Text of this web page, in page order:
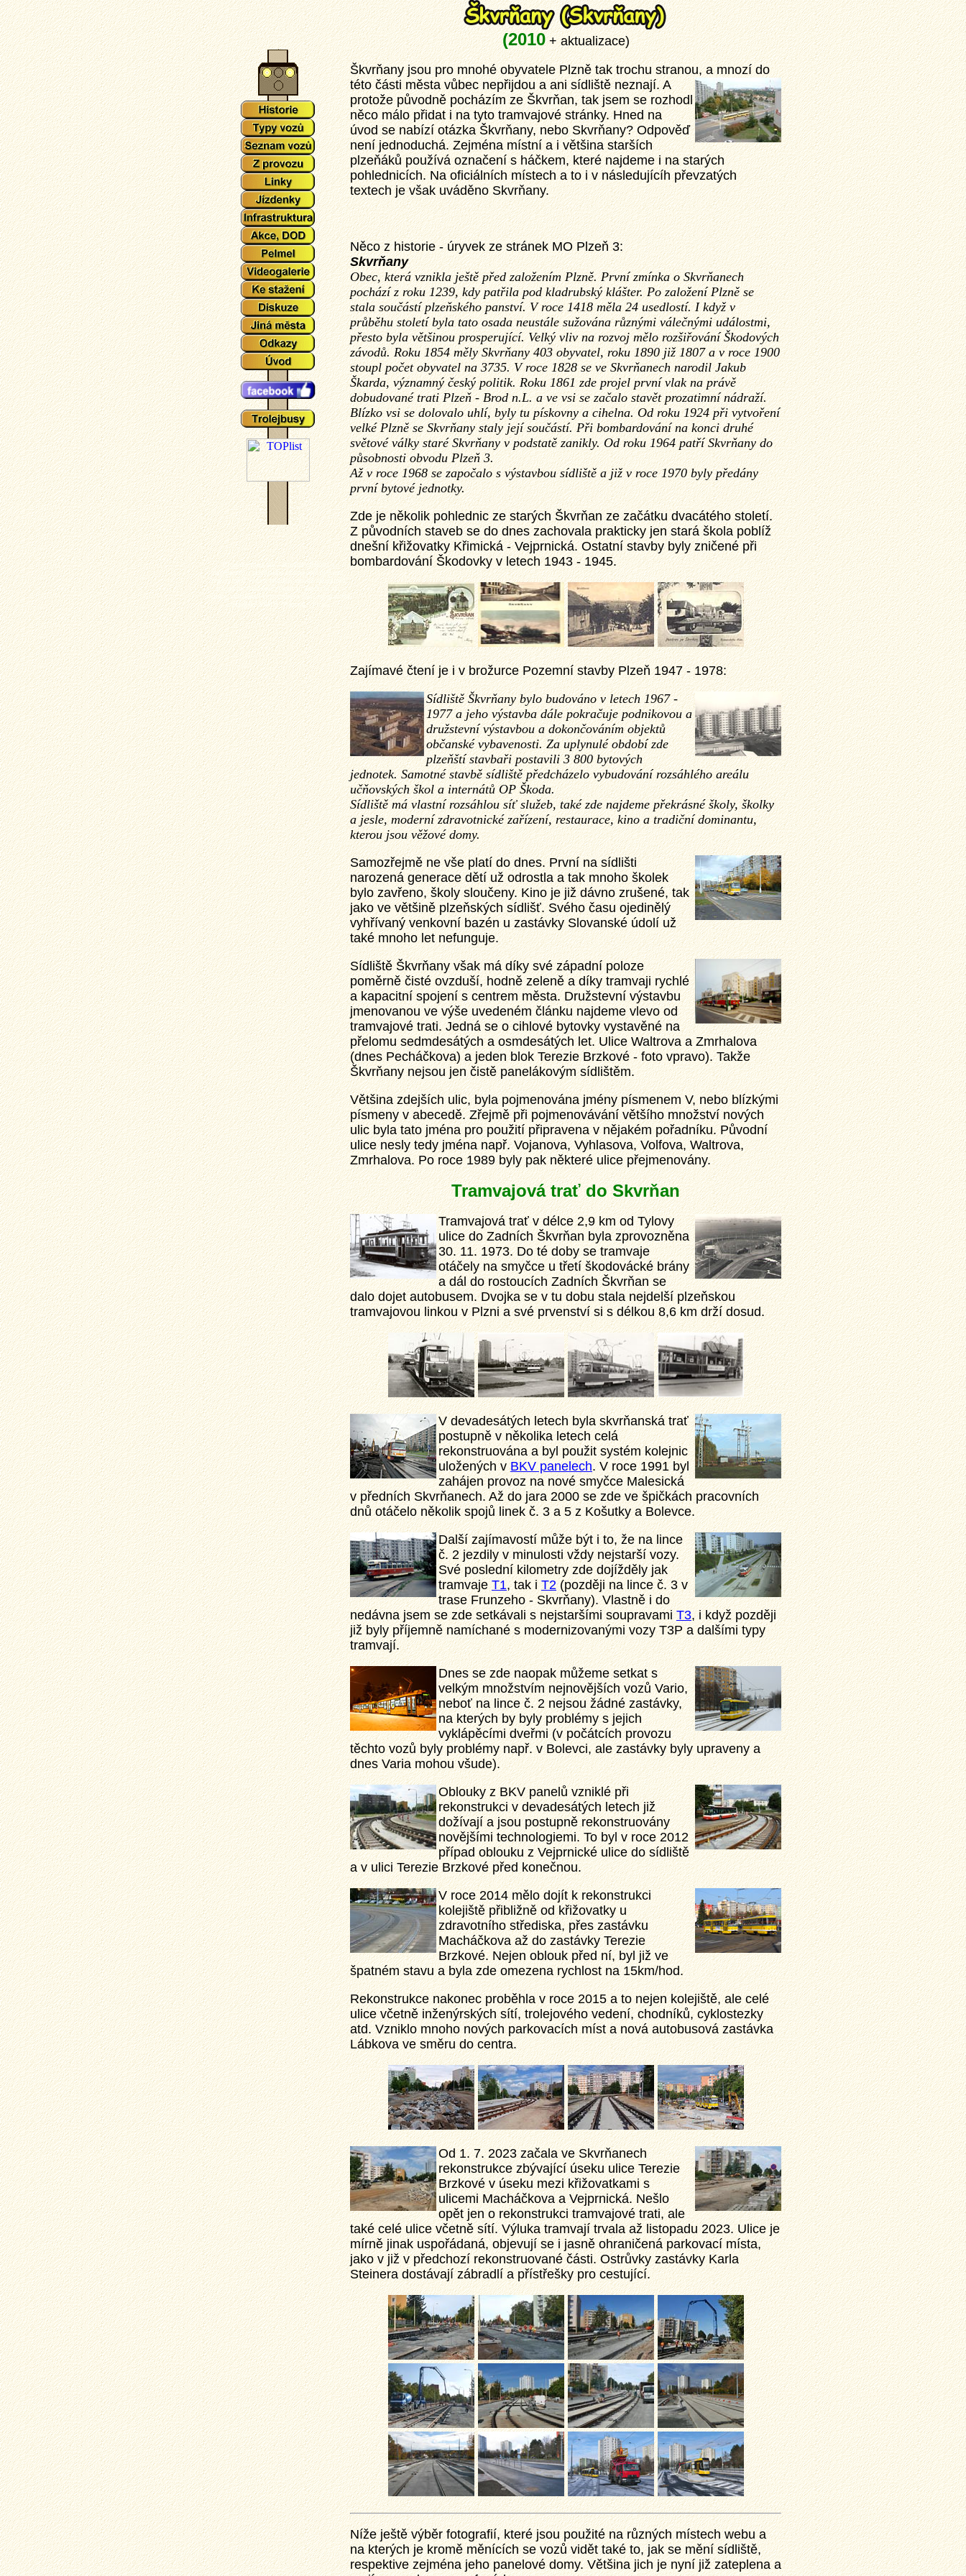
Plzeňské tramvaje - aktuální události a
zajímavosti z plzeňského tramvajové provozu,
popisy typů vozů a zejména mnoho aktuálních
fotografií plzeňských tramvají (nechybí ani
výluky, vykolejení či povodně a další zajímavotsi
z plzeňské MHD). Tramvaj - Plzeň.
(2010+ aktualizace)
Škvrňany jsou pro mnohé obyvatele Plzně tak trochu stranou, a mnozí do
této části města vůbec nepřijdou a ani sídlištěneznají. A
protože původně pocházím ze Škvrňan, tak jsem se rozhodl
něco málo přidat i na tyto tramvajové stránky. Hned na
úvod se nabízí otázka Škvrňany, nebo Skvrňany? Odpověď
není jednoduchá. Zejména místní a i většina starších
plzeňáků používá označení s háčkem, které najdeme i na starých
pohlednicích. Na oficiálních místech a to i v následujícíh převzatých
textech je však uváděno Skvrňany.
Něco z historie - úryvek ze stránek MO Plzeň 3:
Skvrňany
Obec, která vznikla ještě před založením Plzně. První zmínka o Skvrňanech
pochází z roku 1239, kdy patřila pod kladrubský klášter. Po založení Plzně se
stala součástí plzeňského panství. V roce 1418 měla 24 usedlostí. I když v
průběhu století byla tato osada neustále sužována různými válečnými událostmi,
přesto byla většinou prosperující. Velký vliv na rozvoj mělo rozšiřování Škodových
závodů. Roku 1854 měly Skvrňany 403 obyvatel, roku 1890 již 1807 a v roce 1900
stoupl počet obyvatel na 3735. V roce 1828 se ve Skvrňanech narodil Jakub
Škarda, významný český politik. Roku 1861 zde projel první vlak na právě
dobudované trati Plzeň - Brod n.L. a ve vsi se začalo stavět prozatimní nádraží.
Blízko vsi se dolovalo uhlí, byly tu pískovny a cihelna. Od roku 1924 při vytvoření
velké Plzně se Skvrňany staly její součástí. Při bombardování na konci druhé
světové války staré Skvrňany v podstatě zanikly. Od roku 1964 patří Skvrňany do
působnosti obvodu Plzeň 3.
Až v roce 1968 se započalo s výstavbou sídliště a již v roce 1970 byly předány
první bytové jednotky.
Zde je několik pohlednic ze starých Škvrňan ze začátku dvacátého století.
Z původních staveb se do dnes zachovala prakticky jen stará škola poblíž
dnešní křižovatky Křimická - Vejprnická. Ostatní stavby byly zničené při
bombardování Škodovky v letech 1943 - 1945.
Zajímavé čtení je i v brožurce Pozemní stavby Plzeň 1947 - 1978:
Sídliště Škvrňany bylo budováno v letech 1967 -
1977 a jeho výstavba dále pokračuje podnikovou a
družstevní výstavbou a dokončováním objektů
občanské vybavenosti. Za uplynulé období zde
plzeňští stavbaři postavili 3 800 bytových
jednotek. Samotné stavbě sídliště předcházelo vybudování rozsáhlého areálu
učňovských škol a internátů OP Škoda.
Sídliště má vlastní rozsáhlou síť služeb, také zde najdeme překrásné školy, školky
a jesle, moderní zdravotnické zařízení, restaurace, kino a tradiční dominantu,
kterou jsou věžové domy.
Samozřejmě ne vše platí do dnes. První na sídlišti
narozená generace dětí už odrostla a tak mnoho školek
bylo zavřeno, školy sloučeny. Kino je již dávno zrušené, tak
jako ve většině plzeňských sídlišť. Svého času ojedinělý
vyhřívaný venkovní bazén u zastávky Slovanské údolí už
také mnoho let nefunguje.
Sídliště Škvrňany však má díky své západní poloze
poměrně čisté ovzduší, hodně zeleně a díky tramvaji rychlé
a kapacitní spojení s centrem města. Družstevní výstavbu
jmenovanou ve výše uvedeném článku najdeme vlevo od
tramvajové trati. Jedná se o cihlové bytovky vystavěné na
přelomu sedmdesátých a osmdesátých let. Ulice Waltrova a Zmrhalova
(dnes Pecháčkova) a jeden blok Terezie Brzkové - foto vpravo). Takže
Škvrňany nejsou jen čistě panelákovým sídlištěm.
Většina zdejších ulic, byla pojmenována jmény písmenem V, nebo blízkými
písmeny v abecedě. Zřejmě při pojmenovávání většího množství nových
ulic byla tato jména pro použití připravena v nějakém pořadníku. Původní
ulice nesly tedy jména např. Vojanova, Vyhlasova, Volfova, Waltrova,
Zmrhalova. Po roce 1989 byly pak některé ulice přejmenovány.
Tramvajová trať do Skvrňan
Tramvajová trať v délce 2,9 km od Tylovy
ulice do Zadních Škvrňan byla zprovozněna
30. 11. 1973. Do té doby se tramvaje
otáčely na smyčce u třetí škodovácké brány
a dál do rostoucích Zadních Škvrňan se
dalo dojet autobusem. Dvojka se v tu dobu stala nejdelší plzeňskou
tramvajovou linkou v Plzni a své prvenství si s délkou 8,6 km drží dosud.
V devadesátých letech byla skvrňanská trať
postupně v několika letech celá
rekonstruována a byl použit systém kolejnic
uložených vBKV panelech. V roce 1991 byl
zahájen provoz na nové smyčce Malesická
v předních Skvrňanech. Až do jara 2000 se zde ve špičkách pracovních
dnů otáčelo několik spojů linek č. 3 a 5 z Košutky a Bolevce.
Další zajímavostí může být i to, že na lince
č. 2 jezdily v minulosti vždy nejstarší vozy.
Své poslední kilometry zde dojížděly jak
tramvajeT1, tak iT2(později na lince č. 3 v
trase Frunzeho - Skvrňany). Vlastně i do
nedávna jsem se zde setkávali s nejstaršími soupravamiT3, i když později
již byly příjemně namíchané s modernizovanými vozy T3P a dalšími typy
tramvají.
Dnes se zde naopak můžeme setkat s
velkým množstvím nejnovějších vozů Vario,
neboť na lince č. 2 nejsou žádné zastávky,
na kterých by byly problémy s jejich
vyklápěcími dveřmi (v počátcích provozu
těchto vozů byly problémy např. v Bolevci, ale zastávky byly upraveny a
dnes Varia mohou všude).
Oblouky z BKV panelů vzniklé při
rekonstrukci v devadesátých letech již
dožívají a jsou postupně rekonstruovány
novějšími technologiemi. To byl v roce 2012
případ oblouku z Vejprnické ulice do sídliště
a v ulici Terezie Brzkové před konečnou.
V roce 2014 mělo dojít k rekonstrukci
kolejiště přibližně od křižovatky u
zdravotního střediska, přes zastávku
Macháčkova až do zastávky Terezie
Brzkové. Nejen oblouk před ní, byl již ve
špatném stavu a byla zde omezena rychlost na 15km/hod.
Rekonstrukce nakonec proběhla v roce 2015 a to nejen kolejiště, ale celé
ulice včetně inženýrských sítí, trolejového vedení, chodníků, cyklostezky
atd. Vzniklo mnoho nových parkovacích míst a nová autobusová zastávka
Lábkova ve směru do centra.
Od 1. 7. 2023 začala ve Skvrňanech
rekonstrukce zbývající úseku ulice Terezie
Brzkové v úseku mezi křižovatkami s
ulicemi Macháčkova a Vejprnická. Nešlo
opět jen o rekonstrukci tramvajové trati, ale
také celé ulice včetně sítí. Výluka tramvají trvala až listopadu 2023. Ulice je
mírně jinak uspořádaná, objevují se i jasně ohraničená parkovací místa,
jako v již v předchozí rekonstruované části. Ostrůvky zastávky Karla
Steinera dostávají zábradlí a přístřešky pro cestující.
Níže ještě výběr fotografií, které jsou použité na různých místech webu a
na kterých je kromě měnících se vozů vidět také to, jak se mění sídliště,
respektive zejména jeho panelové domy. Většina jich je nyní již zateplena a